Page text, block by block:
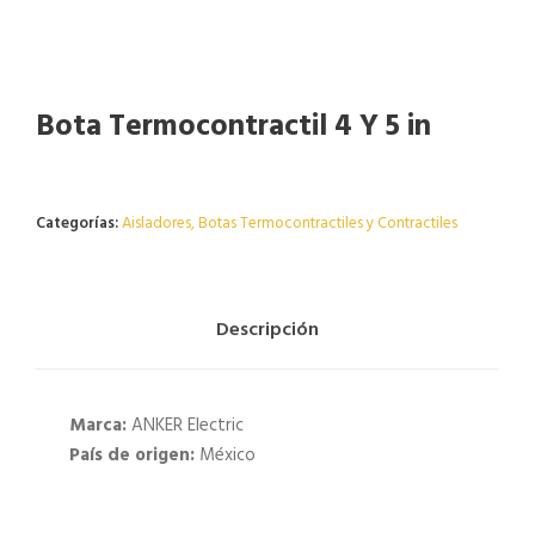
Bota Termocontractil 4 Y 5 in
Categorías:Aisladores,Botas Termocontractiles y Contractiles
Descripción
Marca:ANKER Electric
País de origen: México